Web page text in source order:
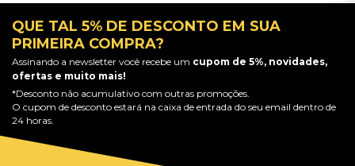
QUE TAL 5% DE DESCONTO EM SUA
PRIMEIRA COMPRA?
Assinando a newsletter você recebe um cupom de 5%, novidades,
ofertas e muito mais!
*Desconto não acumulativo com outras promoções.
O cupom de desconto estará na caixa de entrada do seu email dentro de
24 horas.